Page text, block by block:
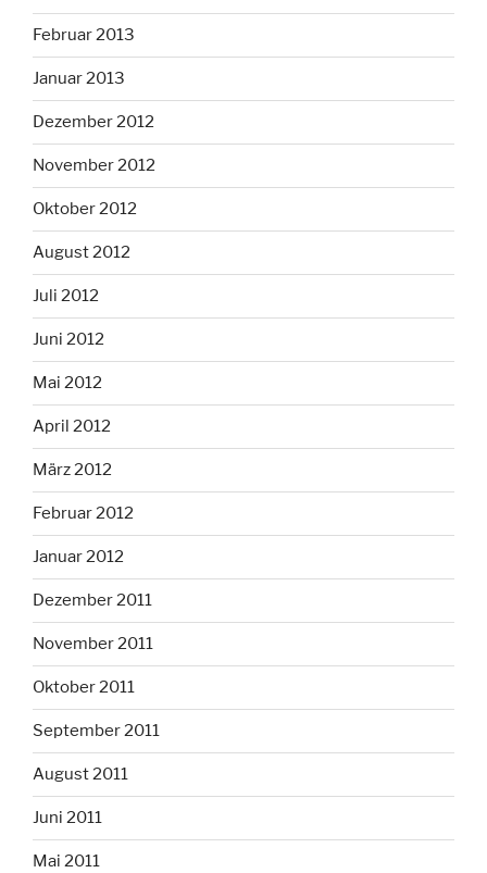
Februar 2013
Januar 2013
Dezember 2012
November 2012
Oktober 2012
August 2012
Juli 2012
Juni 2012
Mai 2012
April 2012
März 2012
Februar 2012
Januar 2012
Dezember 2011
November 2011
Oktober 2011
September 2011
August 2011
Juni 2011
Mai 2011